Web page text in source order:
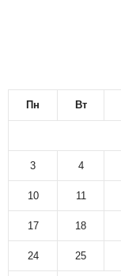
Пн Вт
3 4
10 11
17 18
24 25